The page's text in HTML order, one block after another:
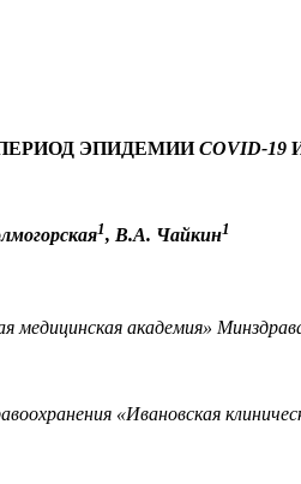
ЭПИДЕМИИCOVID-19
1, В.А. Чайкин1
академия»
«Ивановская